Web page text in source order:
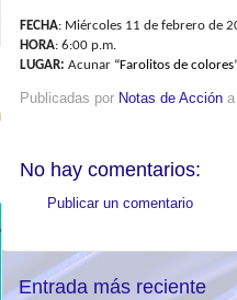
FECHA: Miércoles 11 de febrero de
HORA: 6:00 p.m.
LUGAR: Acunar “Farolitos de
Publicadas por Notas de Acción
No hay comentarios:
Publicar un comentario
Entrada más reciente